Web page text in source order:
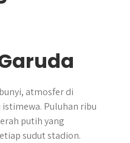
atmosfer di
istimewa. Puluhan ribu
putih yang
sudut stadion.